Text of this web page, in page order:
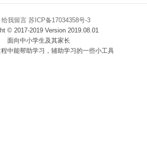
给我留言 苏ICP备17034358号-3
© 2017-2019 Version 2019.08.01
面向中小学生及其家长
中能帮助学习，辅助学习的一些小工具